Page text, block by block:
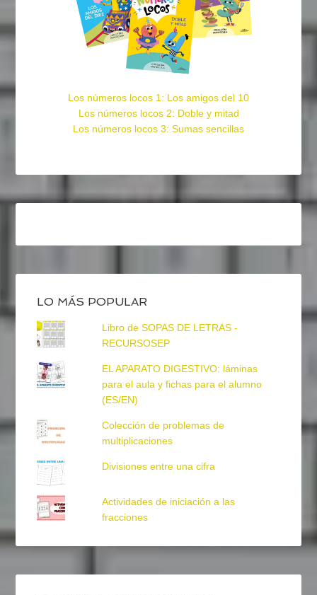
Los números locos 1: Los amigos del 10
Los números locos 2: Doble y mitad
Los números locos 3: Sumas sencillas
LO MÁS POPULAR
Libro de SOPAS DE LETRAS -
RECURSOSEP
EL APARATO DIGESTIVO: láminas
para el aula y fichas para el alumno
(ES/EN)
Colección de problemas de
multiplicaciones
Divisiones entre una cifra
Actividades de iniciación a las
fracciones